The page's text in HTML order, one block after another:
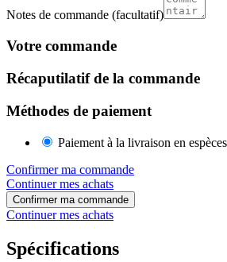
Notes de commande (facultatif)
Votre commande
Récaputilatif de la commande
Méthodes de paiement
Paiement à la livraison en espèces
Confirmer ma commande
Continuer mes achats
Confirmer ma commande
Continuer mes achats
Spécifications